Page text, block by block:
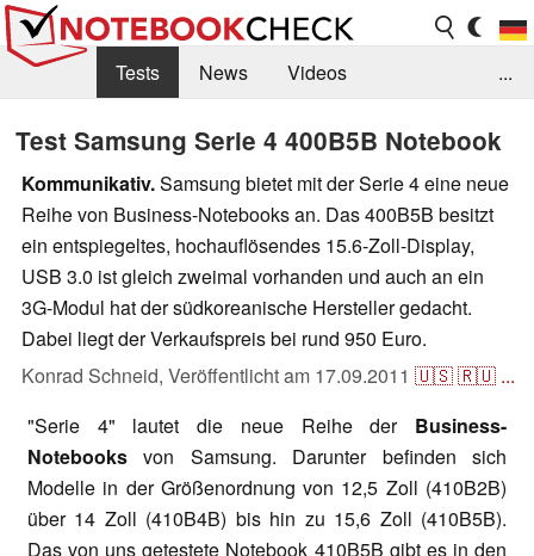
Tests News
Videos
Kaufberatung
Deals Suche
Jobs
Forum
...
Test Samsung Serie 4 400B5B Notebook
Kommunikativ.Samsung bietet mit der Serie 4 eine neue
Reihe von Business-Notebooks an. Das 400B5B besitzt
ein entspiegeltes, hochauflösendes 15.6-Zoll-Display,
USB 3.0 ist gleich zweimal vorhanden und auch an ein
3G-Modul hat der südkoreanische Hersteller gedacht.
Dabei liegt der Verkaufspreis bei rund 950 Euro.
Konrad Schneid, Veröffentlicht am 17.09.2011 🇺🇸🇷🇺 ...
"Serie 4" lautet die neue Reihe der Business-
Notebooksvon Samsung. Darunter befinden sich
Modelle in der Größenordnung von 12,5 Zoll (410B2B)
über 14 Zoll (410B4B) bis hin zu 15,6 Zoll (410B5B).
Das von uns getestete Notebook 410B5B gibt es in den